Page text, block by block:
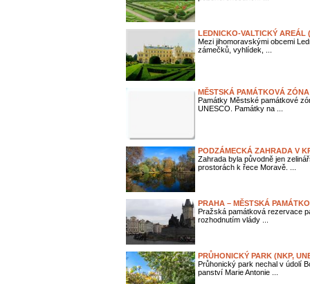
LEDNICKO-VALTICKÝ AREÁL
Mezi jihomoravskými obcemi
zámečků, vyhlídek, ...
MĚSTSKÁ PAMÁTKOVÁ
Památky Městské památkové
UNESCO. Památky na ...
PODZÁMECKÁ ZAHRADA V
Zahrada byla původně jen
prostorách k řece Moravě. ...
PRAHA – MĚSTSKÁ
Pražská památková rezervace
rozhodnutím vlády ...
PRŮHONICKÝ PARK (NKP,
Průhonický park nechal v údolí
panství Marie Antonie ...